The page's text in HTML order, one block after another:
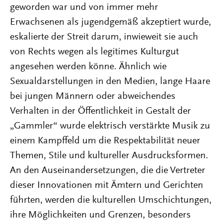
geworden war und von immer mehr
Erwachsenen als jugendgemäß akzeptiert wurde,
eskalierte der Streit darum, inwieweit sie auch
von Rechts wegen als legitimes Kulturgut
angesehen werden könne. Ähnlich wie
Sexualdarstellungen in den Medien, lange Haare
bei jungen Männern oder abweichendes
Verhalten in der Öffentlichkeit in Gestalt der
„Gammler“ wurde elektrisch verstärkte Musik zu
einem Kampffeld um die Respektabilität neuer
Themen, Stile und kultureller Ausdrucksformen.
An den Auseinandersetzungen, die die Vertreter
dieser Innovationen mit Ämtern und Gerichten
führten, werden die kulturellen Umschichtungen,
ihre Möglichkeiten und Grenzen, besonders